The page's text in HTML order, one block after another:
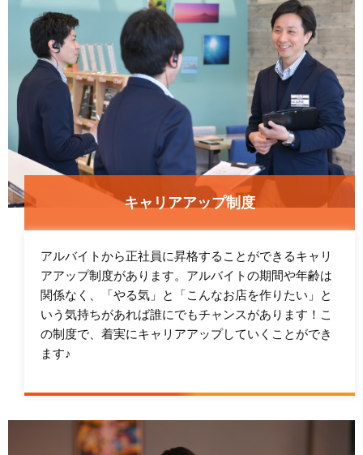
キャリアアップ制度
アルバイトから正社員に昇格することができるキャリ
アアップ制度があります。アルバイトの期間や年齢は
関係なく、「やる気」と「こんなお店を作りたい」と
いう気持ちがあれば誰にでもチャンスがあります！こ
の制度で、着実にキャリアアップしていくことができ
ます♪